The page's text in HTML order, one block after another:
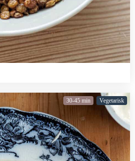
30-45 min Vegetarisk